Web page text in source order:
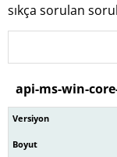
sıkça sorulan
api-ms-win-
Versiyon
Boyut